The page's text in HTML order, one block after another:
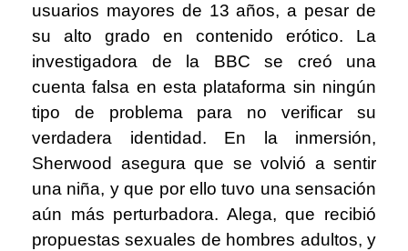
usuarios mayores de 13 años, a pesar de
su alto grado en contenido erótico. La
investigadora de la BBC se creó una
cuenta falsa en esta plataforma sin ningún
tipo de problema para no verificar su
verdadera identidad. En la inmersión,
Sherwood asegura que se volvió a sentir
una niña, y que por ello tuvo una sensación
aún más perturbadora. Alega, que recibió
propuestas sexuales de hombres adultos, y